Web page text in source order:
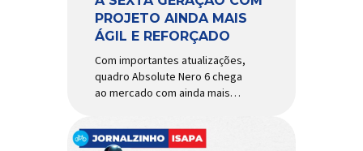
PROJETO AINDA MAIS
ÁGIL E REFORÇADO
Com importantes atualizações,
quadro Absolute Nero 6 chega
ao mercado com ainda mais
uso urbano e MTB recreacional
Um dos quadros de maior